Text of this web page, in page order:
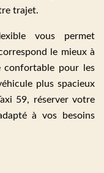
trajet.
vous permet
le mieux à
confortable pour les
plus spacieux
59, réserver votre
à vos besoins